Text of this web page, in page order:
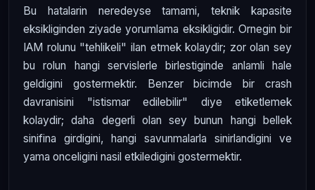
Bu hatalarin neredeyse tamami, teknik kapasite
eksikliginden ziyade yorumlama eksikligidir. Ornegin bir
IAM rolunu "tehlikeli" ilan etmek kolaydir; zor olan sey
bu rolun hangi servislerle birlestiginde anlamli hale
geldigini gostermektir. Benzer bicimde bir crash
davranisini "istismar edilebilir" diye etiketlemek
kolaydir; daha degerli olan sey bunun hangi bellek
sinifina girdigini, hangi savunmalarla sinirlandigini ve
yama onceligini nasil etkiledigini gostermektir.